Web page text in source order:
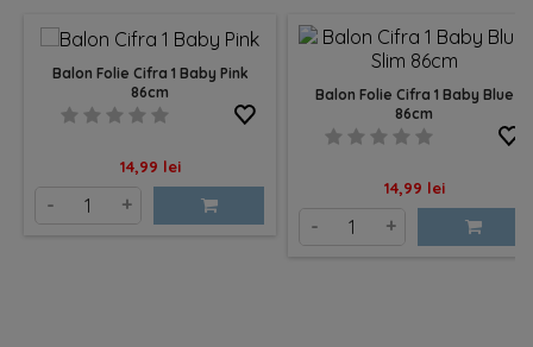
Balon Folie Cifra 1 Baby Pink
86cm
Pret
14,99 lei
- +
Balon Folie Cifra 1 Baby Blue
86cm
Pret
14,99 lei
- +